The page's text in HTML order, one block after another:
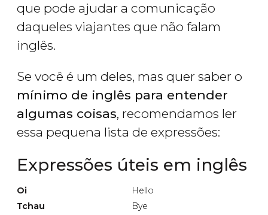
que pode ajudar a comunicação
daqueles viajantes que não falam
inglês.
Se você é um deles, mas quer saber o
mínimo de inglês para entender
algumas coisas, recomendamos ler
essa pequena lista de expressões:
Expressões úteis em inglês
Oi
Hello
Tchau
Bye